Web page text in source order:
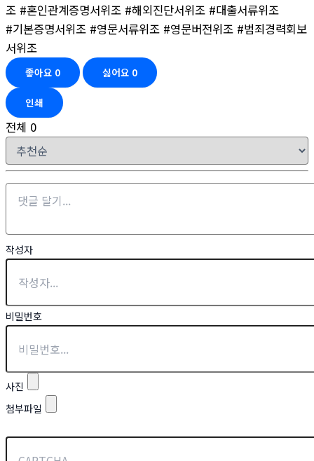
조 #혼인관계증명서위조 #해외진단서위조 #대출서류위조
#기본증명서위조 #영문서류위조 #영문버전위조 #범죄경력회보
서위조
좋아요 0 싫어요 0
인쇄
전체 0
작성자
비밀번호
사진
첨부파일